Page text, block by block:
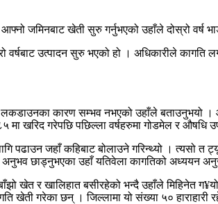
जमिनबाट खेती सुरु गर्नुभएको उहाँले दोस्रो वर्ष
वर्षबाट उत्पादन सुरु भएको हो । अधिकारीले
कारण सम्भव नभएको उहाँले बताउनुभयो ।
खरिद गरेपछि पछिल्ला वर्षहरुमा गोडमेल र औषधि
पढाउन जहाँ कहिबाट बोलाउने गरिन्थ्यो । त्यसो
छाड्नुभएका उहाँ यतिवेला कागतिको अध्ययन
खेत र खालिहात बसीरहेको भन्दै उहाँले मिहिनेत
खेती गरेका छन् । जिल्लामा यो संख्या ५०